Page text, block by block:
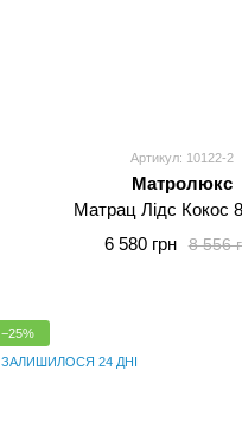
Артикул: 10122-2
Матролюкс
Матрац Лідс Кокос
8 556
6 580 грн
−25%
ЗАЛИШИЛОСЯ 24 ДНІ